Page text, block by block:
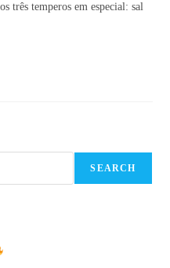
três temperos em especial: sal
SEARCH